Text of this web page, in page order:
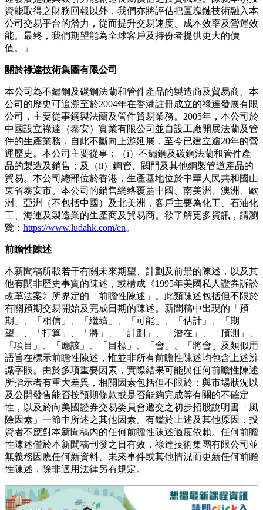
資能取得之財務回報以外，我們亦將評估把區塊鏈技術融入本
公司交易平台的潛力，從而提升交易速度、成本效率及營運效
能。最終，我們期望能為全球客戶及持份者提供更大的價
值。」
關於祿達技術集團有限公司
本公司為不鏽鋼及碳鋼法蘭和管件產品的製造商及貿易商。本
公司的歷史可追溯至於2004年在香港註冊成立的祿達發展有限
公司，主要從事鋼製法蘭及管件貿易業務。2005年，本公司於
中國設立祿達（泰安）實業有限公司並自設工廠開展法蘭及管
件的生產業務，自此不斷向上游延展，至今已建立逾20年的營
運歷史。本公司主要從事：（i）不鏽鋼及碳鋼法蘭和管件產
品的製造及銷售；及（ii）鋼管、閥門及其他鋼製管道產品的
貿易。本公司總部位於香港，生產基地位於中華人民共和國山
東省泰安市。本公司的銷售網絡覆蓋中國、南美洲、澳洲、歐
洲、亞洲（不包括中國）及北美洲，客戶主要為化工、石油化
工、海運及製造業的生產商及貿易商。欲了解更多資訊，請瀏
覽： https://www.ludahk.com/en。
前瞻性陳述
本新聞稿所載若干有關未來期望、計劃及前景的陳述，以及其
他有關非歷史事實的陳述，或構成《1995年美國私人證券訴訟
改革法案》所界定的「前瞻性陳述」。此類陳述包括但不限於
有關預期交易開始及完成日期的陳述。新聞稿中出現的「預
期」、「相信」、「繼續」、「可能」、「估計」、「期
望」、「打算」、「將」、「計劃」、「潛在」、「預測」、
「項目」、「應該」、「目標」、「會」、「將會」及類似用
語旨在標示前瞻性陳述，惟並非所有前瞻性陳述均包含上述辨
識字眼。由於多項重要因素，實際結果可能與任何前瞻性陳述
所指示者有重大差異，相關因素包括但不限於：與市場狀況以
及公開發售能否按預期條款或是否能夠完成等有關的不確定
性，以及於向美國證券交易委員會遞交之初步招股說明書「風
險因素」一節中所述之其他因素。有鑑於上述及其他原因，投
資者不應對本新聞稿內的任何前瞻性陳述過度依賴。任何前瞻
性陳述僅於本新聞稿刊發之日有效，祿達技術集團有限公司並
無義務因應任何新資料、未來事件或其他情況而更新任何前瞻
性陳述，除非適用法律另有規定。